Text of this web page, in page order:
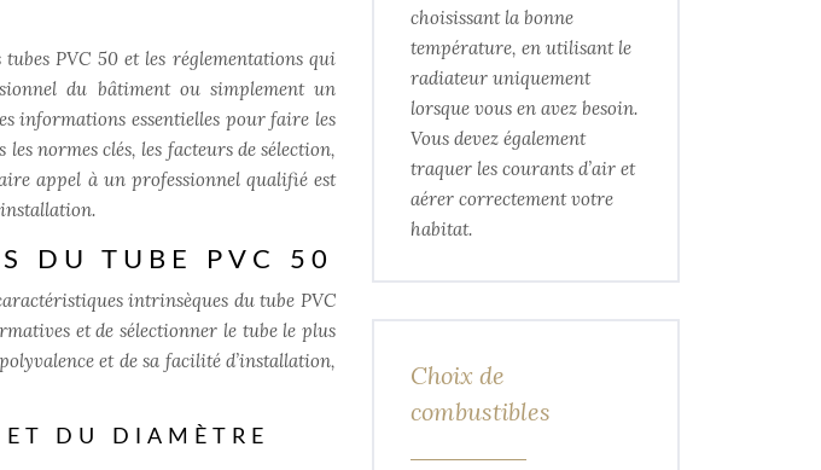
PVC 50 et les réglementations qui
du bâtiment ou simplement un
informations essentielles pour faire les
normes clés, les facteurs de sélection,
appel à un professionnel qualifié est
DU TUBE PVC 50
intrinsèques du tube PVC
et de sélectionner le tube le plus
et de sa facilité d’installation,
DU DIAMÈTRE
choisissant la bonne
température, en utilisant le
radiateur uniquement
lorsque vous en avez besoin.
Vous devez également
traquer les courants d’air et
aérer correctement votre
habitat.
Choix de
combustibles